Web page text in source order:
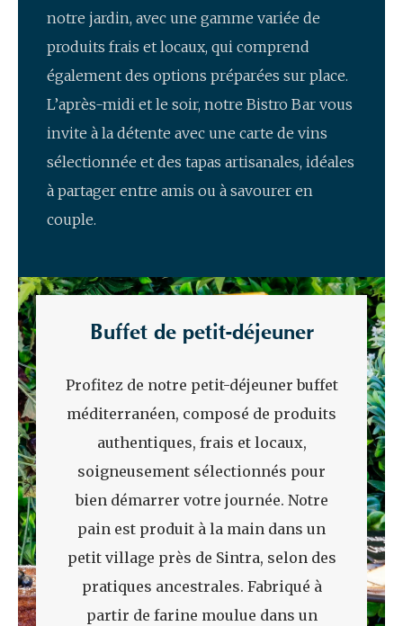
notre jardin, avec une gamme variée de
produits frais et locaux, qui comprend
également des options préparées sur place.
L’après-midi et le soir, notre Bistro Bar vous
invite à la détente avec une carte de vins
sélectionnée et des tapas artisanales, idéales
à partager entre amis ou à savourer en
couple.
Buffet de petit-déjeuner
Profitez de notre petit-déjeuner buffet
méditerranéen, composé de produits
authentiques, frais et locaux,
soigneusement sélectionnés pour
bien démarrer votre journée. Notre
pain est produit à la main dans un
petit village près de Sintra, selon des
pratiques ancestrales. Fabriqué à
partir de farine moulue dans un